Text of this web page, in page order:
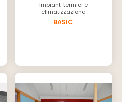
Impianti termici e
climatizzazione
BASIC